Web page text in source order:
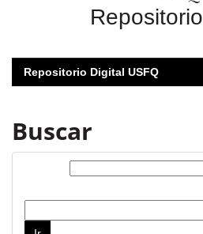
Repositorio
Repositorio Digital USFQ
Buscar